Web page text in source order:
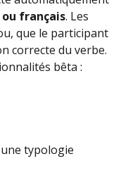
français. Les
que le participant
correcte du verbe.
bêta :
typologie